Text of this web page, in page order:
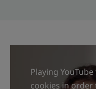
Playing
cookies in